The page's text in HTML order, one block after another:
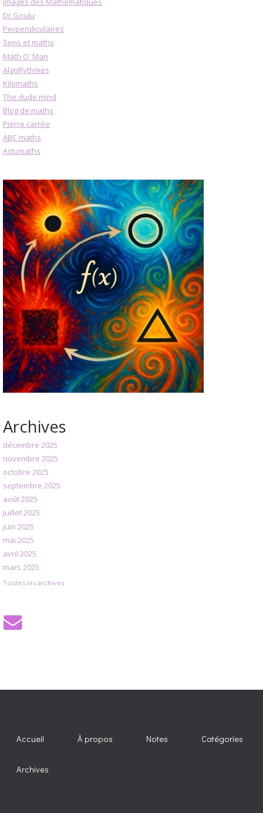
Dr Goulu
Perpendiculaires
Sens et maths
Math O' Man
AlgoRythmes
Kilomaths
The dude mind
Blog de maths
Pierre carrée
ABC maths
Actumaths
Archives
décembre 2025
novembre 2025
octobre 2025
septembre 2025
août 2025
juillet 2025
juin 2025
mai 2025
avril 2025
mars 2025
Toutes les archives
Accueil À propos Notes Catégories
Archives